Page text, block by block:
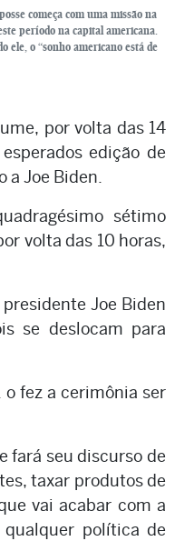
começa com uma missão na
período na capital americana.
ele, o “sonho americano está de
por volta das 14
edição de
a Joe Biden.
sétimo
volta das 10 horas,
Joe Biden
se deslocam para
fez a cerimônia ser
fará seu discurso de
taxar produtos de
vai acabar com a
política de